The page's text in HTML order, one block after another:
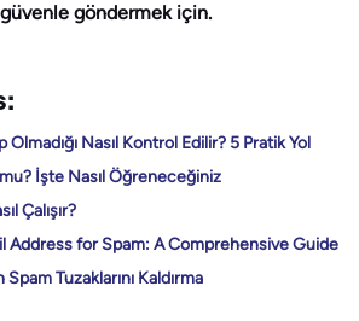
güvenle göndermek için.
Olmadığı Nasıl Kontrol Edilir? 5 Pratik Yol
İşte Nasıl Öğreneceğiniz
Çalışır?
Address for Spam: A Comprehensive Guide
Tuzaklarını Kaldırma